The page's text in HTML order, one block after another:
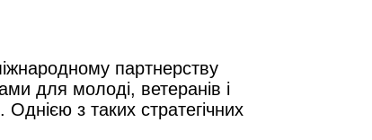
партнерству
для молоді, ветеранів і
Однією з таких стратегічних